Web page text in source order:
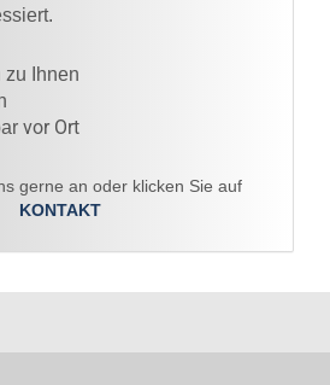
zu Ihnen​
vor Ort
gerne an oder klicken Sie auf
KONTAKT